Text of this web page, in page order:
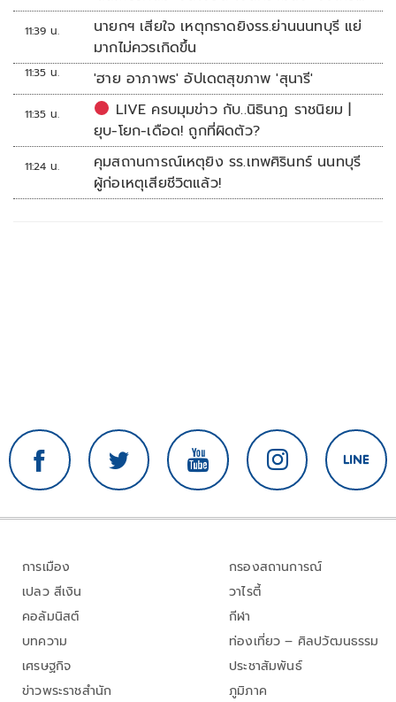
ทหาร'
11:39 น.
นายกฯ เสียใจ เหตุกราดยิงรร.ย่านนนทบุรี แย่
มากไม่ควรเกิดขึ้น
11:35 น. 'ฮาย อาภาพร' อัปเดตสุขภาพ 'สุนารี'
11:35 น.
LIVE ครบมุมข่าว กับ..นิธินาฏ ราชนิยม |
ยุบ-โยก-เดือด! ถูกที่ผิดตัว?
11:24 น.
คุมสถานการณ์เหตุยิง รร.เทพศิรินทร์ นนทบุรี
ผู้ก่อเหตุเสียชีวิตแล้ว!
การเมือง
เปลว สีเงิน
คอลัมนิสต์
บทความ
เศรษฐกิจ
ข่าวพระราชสำนัก
กรองสถานการณ์
วาไรตี้
กีฬา
ท่องเที่ยว – ศิลปวัฒนธรรม
ประชาสัมพันธ์
ภูมิภาค